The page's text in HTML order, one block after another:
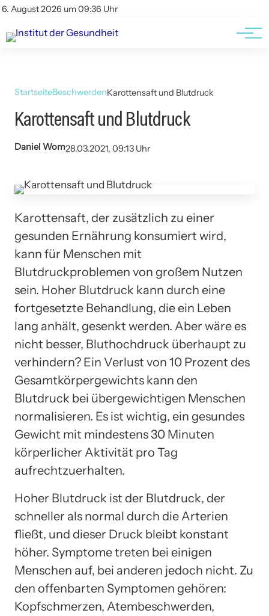
6. August 2026 um 09:36 Uhr
Kontakt
Kontakt
AGBs
StartseiteBeschwerdenKarottensaft und Blutdruck
Karottensaft und Blutdruck
Daniel Wom28.03.2021, 09:13 Uhr
Karottensaft, der zusätzlich zu einer
gesunden Ernährung konsumiert wird,
kann für Menschen mit
Blutdruckproblemen von großem Nutzen
sein. Hoher Blutdruck kann durch eine
fortgesetzte Behandlung, die ein Leben
lang anhält, gesenkt werden. Aber wäre es
nicht besser, Bluthochdruck überhaupt zu
verhindern? Ein Verlust von 10 Prozent des
Gesamtkörpergewichts kann den
Blutdruck bei übergewichtigen Menschen
normalisieren. Es ist wichtig, ein gesundes
Gewicht mit mindestens 30 Minuten
körperlicher Aktivität pro Tag
aufrechtzuerhalten.
Hoher Blutdruck ist der Blutdruck, der
schneller als normal durch die Arterien
fließt, und dieser Druck bleibt konstant
höher. Symptome treten bei einigen
Menschen auf, bei anderen jedoch nicht. Zu
den offenbarten Symptomen gehören:
Kopfschmerzen, Atembeschwerden,